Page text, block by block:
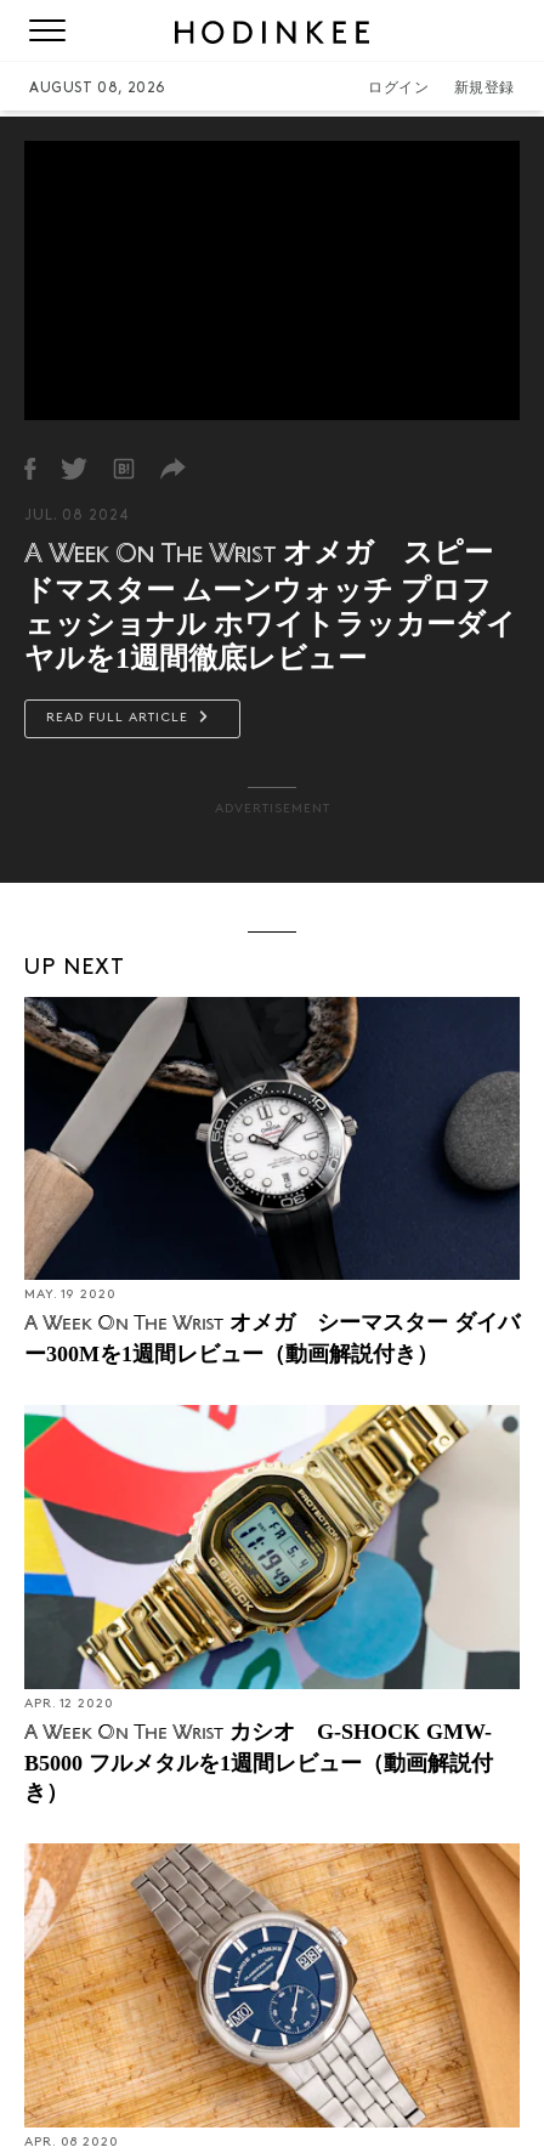
AUGUST 08, 2026 ログイン 新規登録
JUL. 08 2024
A Week On The Wrist オメガ スピー
ドマスター ムーンウォッチ プロフ
ェッショナル ホワイトラッカーダイ
ヤルを1週間徹底レビュー
READ FULL ARTICLE
ADVERTISEMENT
UP NEXT
MAY. 19 2020
A Week On The Wrist オメガ シーマスター ダイバ
ー300Mを1週間レビュー（動画解説付き）
APR. 12 2020
A Week On The Wrist カシオ G-SHOCK GMW-
B5000 フルメタルを1週間レビュー（動画解説付
き）
APR. 08 2020